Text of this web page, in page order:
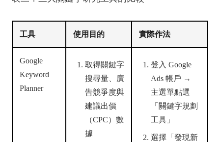
工具 使用目的 實際作法
Google
Keyword
Planner
取得關鍵字
搜尋量、廣
告競爭度與
建議出價
（CPC）數
據
登入 Google
Ads 帳戶 →
主選單點選
「關鍵字規劃
工具」
選擇「發現新